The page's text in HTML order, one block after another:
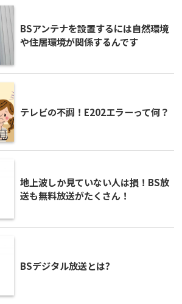
BSアンテナを設置するには自然環境
や住居環境が関係するんです
テレビの不調！E202エラーって何？
地上波しか見ていない人は損！BS放
送も無料放送がたくさん！
BSデジタル放送とは?